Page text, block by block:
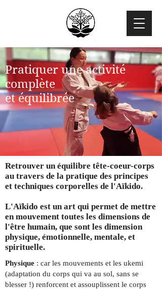
Pratiquer une activité
complète
et équilibrée
Retrouver un équilibre tête-coeur-corps
au travers de la pratique des principes
et techniques corporelles de l'Aïkido.
L'Aïkido est un art qui permet de mettre
en mouvement toutes les dimensions de
l'être humain, que sont les dimension
physique, émotionnelle, mentale, et
spirituelle.
Physique : car les mouvements et les ukemi
(adaptation du corps qui va au sol, sans se
blesser !) renforcent et assouplissent le corps